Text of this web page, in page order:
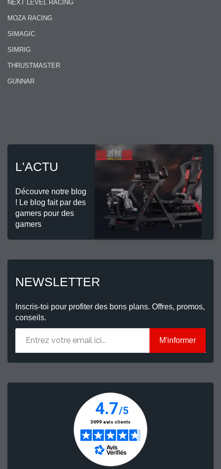
NEXT LEVEL RACING
MOZA RACING
SIMAGIC
SIMRIG
THRUSTMASTER
GUNNAR
L'ACTU
Découvre notre blog
! Le blog fait par des
gamers pour des
gamers
NEWSLETTER
Inscris-toi pour profiter des bons plans. Offres, promos,
conseils.
M'informer